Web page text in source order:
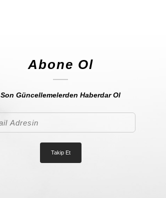
Abone Ol
Son Güncellemelerden Haberdar Ol